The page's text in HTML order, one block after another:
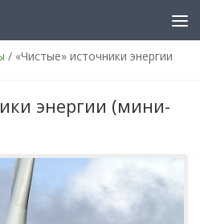
/ «Чистые» источники энергии
энергии (мини-